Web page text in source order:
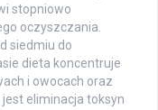
stopniowo
oczyszczania.
siedmiu do
dieta koncentruje
i owocach oraz
eliminacja toksyn